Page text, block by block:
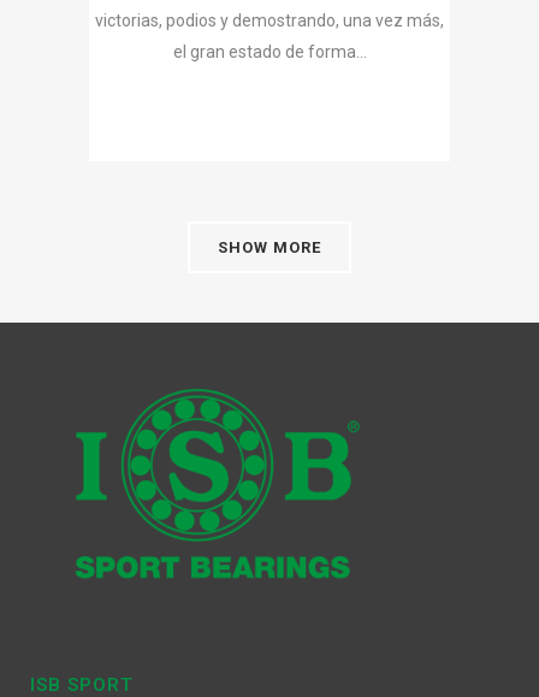
victorias, podios y demostrando, una vez más,
el gran estado de forma...
SHOW MORE
ISB SPORT